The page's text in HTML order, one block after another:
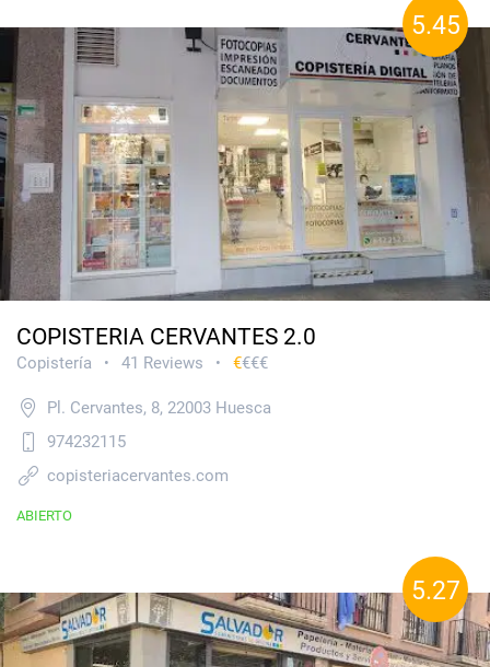
5.45
COPISTERIA CERVANTES 2.0
Copistería • 41 Reviews • €€€€
Pl. Cervantes, 8, 22003 Huesca
974232115
copisteriacervantes.com
ABIERTO
5.27